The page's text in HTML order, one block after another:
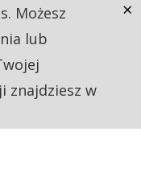
Możesz
lub
znajdziesz w
×